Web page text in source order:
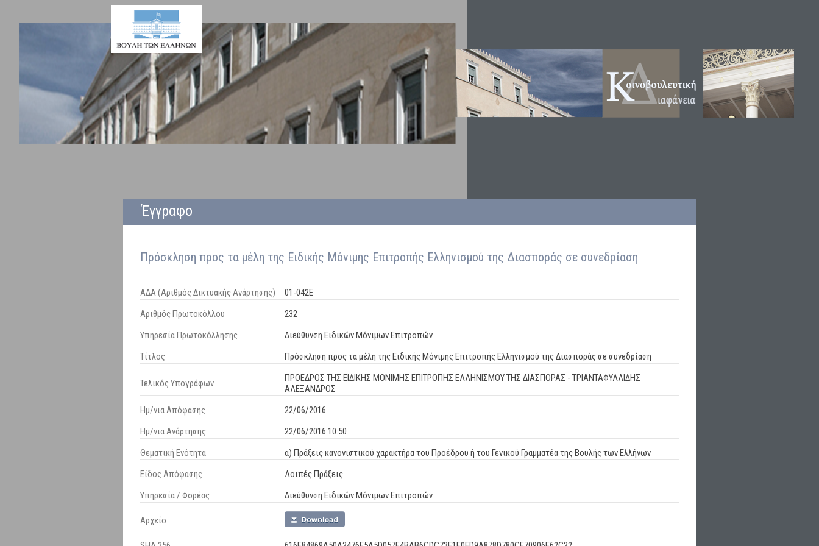
Έγγραφο
Πρόσκληση προς τα μέλη της Ειδικής Μόνιμης Επιτροπής Ελληνισμού της Διασποράς σε συνεδρίαση
ΑΔΑ (Αριθμός Δικτυακής Ανάρτησης)
01-042Ε
Αριθμός Πρωτοκόλλου
232
Υπηρεσία Πρωτοκόλλησης
Διεύθυνση Ειδικών Μόνιμων Επιτροπών
Τίτλος
Πρόσκληση προς τα μέλη της Ειδικής Μόνιμης Επιτροπής Ελληνισμού της Διασποράς σε συνεδρίαση
Τελικός Υπογράφων
ΠΡΟΕΔΡΟΣ ΤΗΣ ΕΙΔΙΚΗΣ ΜΟΝΙΜΗΣ ΕΠΙΤΡΟΠΗΣ ΕΛΛΗΝΙΣΜΟΥ ΤΗΣ ΔΙΑΣΠΟΡΑΣ - ΤΡΙΑΝΤΑΦΥΛΛΙΔΗΣ
ΑΛΕΞΑΝΔΡΟΣ
Ημ/νια Απόφασης
22/06/2016
Ημ/νια Ανάρτησης
22/06/2016 10:50
Θεματική Ενότητα
α) Πράξεις κανονιστικού χαρακτήρα του Προέδρου ή του Γενικού Γραμματέα της Βουλής των Ελλήνων
Είδος Απόφασης
Λοιπές Πράξεις
Υπηρεσία / Φορέας
Διεύθυνση Ειδικών Μόνιμων Επιτροπών
Αρχείο